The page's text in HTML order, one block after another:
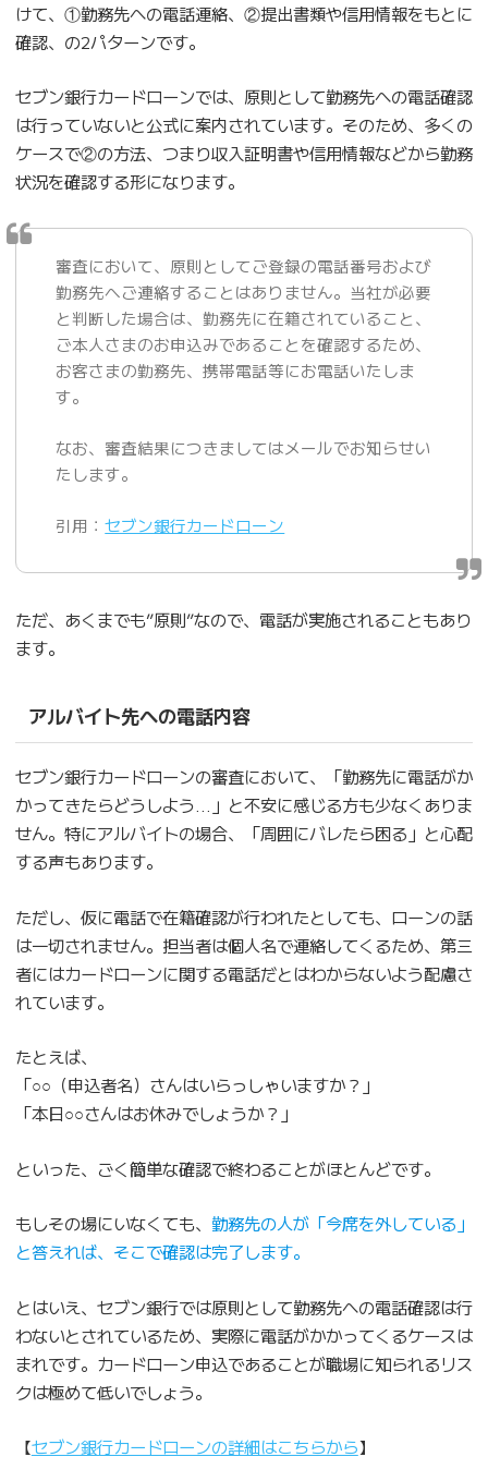
けて、①勤務先への電話連絡、②提出書類や信用情報をもとに
確認、の2パターンです。
セブン銀行カードローンでは、原則として勤務先への電話確認
は行っていないと公式に案内されています。そのため、多くの
ケースで②の方法、つまり収入証明書や信用情報などから勤務
状況を確認する形になります。
審査において、原則としてご登録の電話番号および
勤務先へご連絡することはありません。当社が必要
と判断した場合は、勤務先に在籍されていること、
ご本人さまのお申込みであることを確認するため、
お客さまの勤務先、携帯電話等にお電話いたしま
す。
なお、審査結果につきましてはメールでお知らせい
たします。
引用：セブン銀行カードローン
ただ、あくまでも”原則”なので、電話が実施されることもあり
ます。
アルバイト先への電話内容
セブン銀行カードローンの審査において、「勤務先に電話がか
かってきたらどうしよう…」と不安に感じる方も少なくありま
せん。特にアルバイトの場合、「周囲にバレたら困る」と心配
する声もあります。
ただし、仮に電話で在籍確認が行われたとしても、ローンの話
は一切されません。担当者は個人名で連絡してくるため、第三
者にはカードローンに関する電話だとはわからないよう配慮さ
れています。
たとえば、
「○○（申込者名）さんはいらっしゃいますか？」
「本日○○さんはお休みでしょうか？」
といった、ごく簡単な確認で終わることがほとんどです。
もしその場にいなくても、 勤務先の人が「今席を外している」
と答えれば、そこで確認は完了します。
とはいえ、セブン銀行では原則として勤務先への電話確認は行
わないとされているため、実際に電話がかかってくるケースは
まれです。カードローン申込であることが職場に知られるリス
クは極めて低いでしょう。
【セブン銀行カードローンの詳細はこちらから】